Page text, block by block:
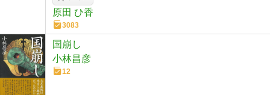
原田 ひ香
3083
国崩し
小林昌彦
12